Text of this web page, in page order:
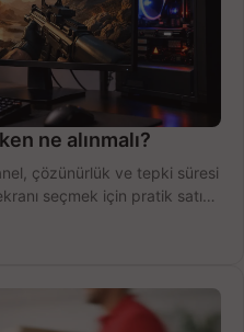
ne alınmalı?
çözünürlük ve tepki süresi
seçmek için pratik satın